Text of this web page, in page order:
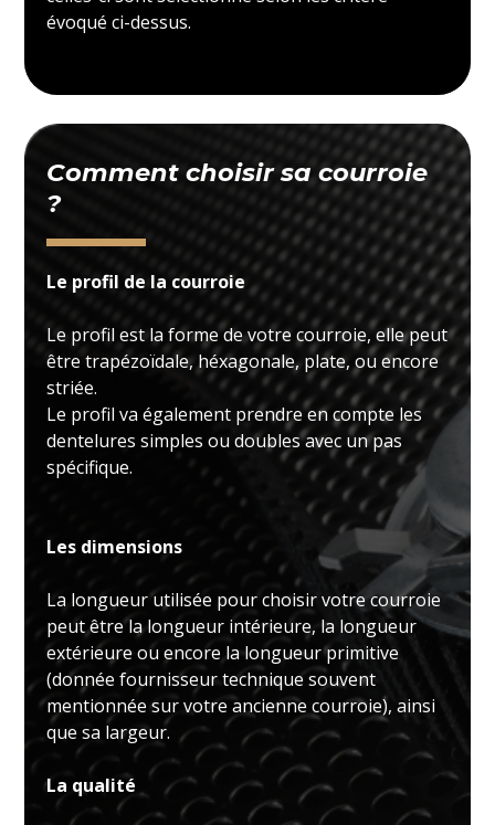
évoqué ci-dessus.
Comment choisir sa courroie
?
Le profil de la courroie
Le profil est la forme de votre courroie, elle peut
être trapézoïdale, héxagonale, plate, ou encore
striée.
Le profil va également prendre en compte les
dentelures simples ou doubles avec un pas
spécifique.
Les dimensions
La longueur utilisée pour choisir votre courroie
peut être la longueur intérieure, la longueur
extérieure ou encore la longueur primitive
(donnée fournisseur technique souvent
mentionnée sur votre ancienne courroie), ainsi
que sa largeur.
La qualité